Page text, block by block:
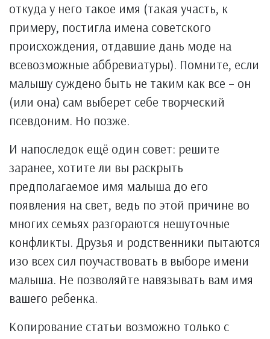
откуда у него такое имя (такая участь, к
примеру, постигла имена советского
происхождения, отдавшие дань моде на
всевозможные аббревиатуры). Помните, если
малышу суждено быть не таким как все – он
(или она) сам выберет себе творческий
псевдоним. Но позже.
И напоследок ещё один совет: решите
заранее, хотите ли вы раскрыть
предполагаемое имя малыша до его
появления на свет, ведь по этой причине во
многих семьях разгораются нешуточные
конфликты. Друзья и родственники пытаются
изо всех сил поучаствовать в выборе имени
малыша. Не позволяйте навязывать вам имя
вашего ребенка.
Копирование статьи возможно только с